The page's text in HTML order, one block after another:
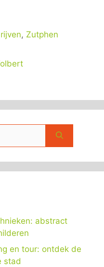
, Zutphen
abstract
en tour: ontdek de
stad